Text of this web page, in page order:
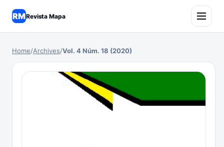
RMRevista Mapa
Home/Archives/Vol. 4 Núm. 18 (2020)